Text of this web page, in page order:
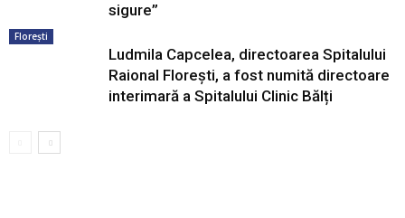
sigure”
Florești
Ludmila Capcelea, directoarea Spitalului
Raional Florești, a fost numită directoare
interimară a Spitalului Clinic Bălți